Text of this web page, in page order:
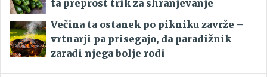
ta preprost trik za shranjevanje
Večina ta ostanek po pikniku zavrže –
vrtnarji pa prisegajo, da paradižnik
zaradi njega bolje rodi